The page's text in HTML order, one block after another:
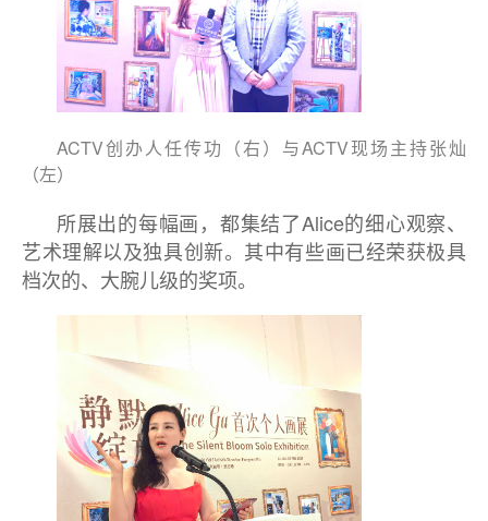
ACTV创办人任传功（右）与ACTV现场主持张灿
（左）
所展出的每幅画，都集结了Alice的细心观察、
艺术理解以及独具创新。其中有些画已经荣获极具
档次的、大腕儿级的奖项。